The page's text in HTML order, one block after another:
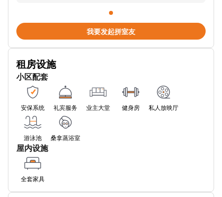
Underground Goldhawk Road
Underground-Ladbroke Grove
Underground-Holland Park
Underground-Notting Hill Gate
Underground Ravenscourt Park
Underground-Westbourne Park
Underground Kilburn Park
Underground Queens Park
Charing Cross Hospital Stop Ha
我要发起拼室友
租房设施
小区配套
安保系统 礼宾服务 业主大堂 健身房 私人放映厅
游泳池 桑拿蒸浴室
屋内设施
全套家具